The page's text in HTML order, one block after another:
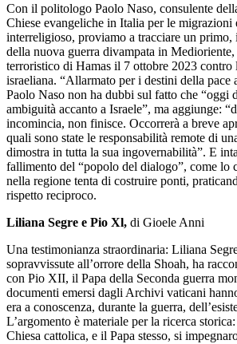
Con il politologo Paolo Naso, consulente
Chiese evangeliche in Italia per le migrazioni
interreligioso, proviamo a tracciare un
della nuova guerra divampata in Medioriente,
terroristico di Hamas il 7 ottobre 2023
israeliana. “Allarmato per i destini della pace
Paolo Naso non ha dubbi sul fatto che “oggi
ambiguità accanto a Israele”, ma aggiunge:
incomincia, non finisce. Occorrerà a breve
quali sono state le responsabilità remote di
dimostra in tutta la sua ingovernabilità”. E
fallimento del “popolo del dialogo”, come lo
nella regione tenta di costruire ponti,
rispetto reciproco.
Liliana Segre e Pio Xl, di Gioele Anni
Una testimonianza straordinaria: Liliana
sopravvissute all’orrore della Shoah, ha
con Pio XII, il Papa della Seconda guerra
documenti emersi dagli Archivi vaticani
era a conoscenza, durante la guerra,
L’argomento è materiale per la ricerca
Chiesa cattolica, e il Papa stesso, si